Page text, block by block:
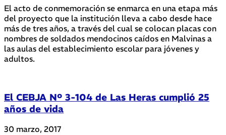
El acto de conmemoración se enmarca en una etapa más
del proyecto que la institución lleva a cabo desde hace
más de tres años, a través del cual se colocan placas con
nombres de soldados mendocinos caídos en Malvinas a
las aulas del establecimiento escolar para jóvenes y
adultos.
El CEBJA Nº 3-104 de Las Heras cumplió 25
años de vida
30 marzo, 2017